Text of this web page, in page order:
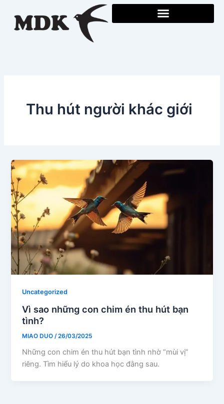
content
Thu hút người khác giới
Uncategorized
Vì sao những con chim én thu hút bạn
tình?
MIAO DUO /26/03/2025
Những con chim én thu hút bạn tình nhờ “mùi vị”
riêng. Tìm hiểu lý do khoa học đằng sau.